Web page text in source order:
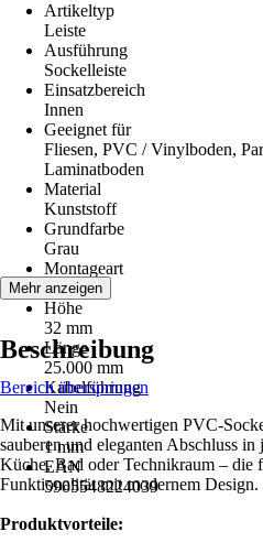
Artikeltyp
Leiste
Ausführung
Sockelleiste
Einsatzbereich
Innen
Geeignet für
Fliesen, PVC / Vinylboden,
Laminatboden
Material
Kunststoff
Grundfarbe
Grau
Montageart
Kleben
Höhe
32 mm
Länge
25.000 mm
Kabelführung
Nein
Stärke
1 mm
EAN
5905548224039
Mehr anzeigen
Beschreibung
Bereich überspringen
Mit unserer hochwertigen PVC-
sauberen und eleganten Abschluss
Küche, Bad oder Technikraum – die
Funktionalität mit modernem Design.
Produktvorteile: